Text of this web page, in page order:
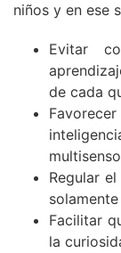
niños y en ese
Evitar
de cada
Regular
Facilitar
la